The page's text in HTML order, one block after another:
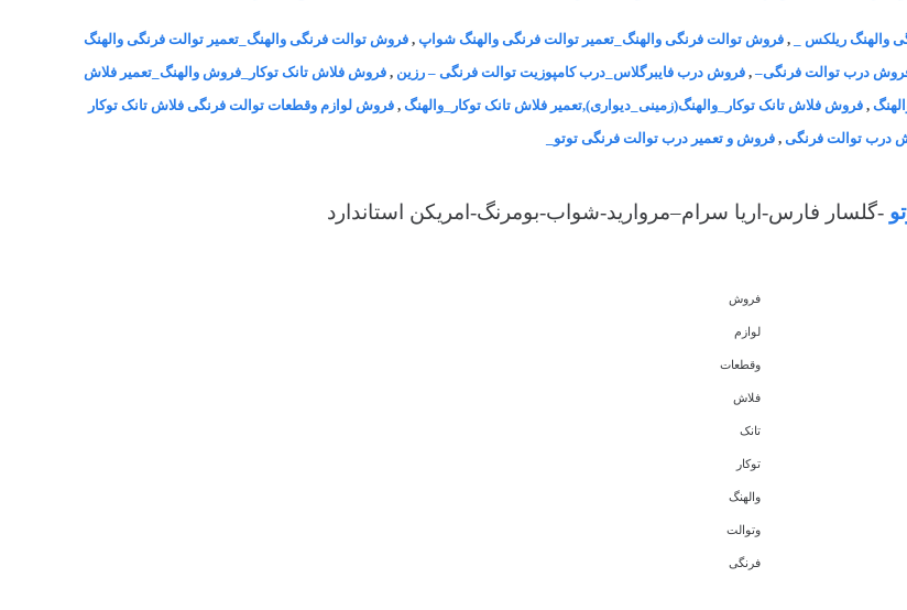
والهنگ ریلکس _ ,فروش توالت فرنگی والهنگ_تعمیر توالت فرنگی والهنگ شواپ ,فروش توالت فرنگی والهنگ_تعمیر توالت فرنگی والهنگ
درب توالت فرنگی– ,فروش درب فایبرگلاس_درب کامپوزیت توالت فرنگی – رزین ,فروش فلاش تانک توکار_فروش والهنگ_تعمیر فلاش
, فروش فلاش تانک توکار_والهنگ(زمینی_دیواری),تعمیر فلاش تانک توکار_والهنگ , فروش لوازم وقطعات توالت فرنگی فلاش تانک توکار
درب توالت فرنگی , فروش و تعمیر درب توالت فرنگی توتو_
-گلسار فارس-اریا سرام–مروارید-شواب-بومرنگ-امریکن استاندارد
فروش
لوازم
وقطعات
فلاش
تانک
توکار
والهنگ
وتوالت
فرنگی